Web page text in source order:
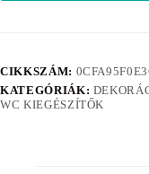
CIKKSZÁM:
KATEGÓRIÁK:
WC KIEGÉSZÍTŐK